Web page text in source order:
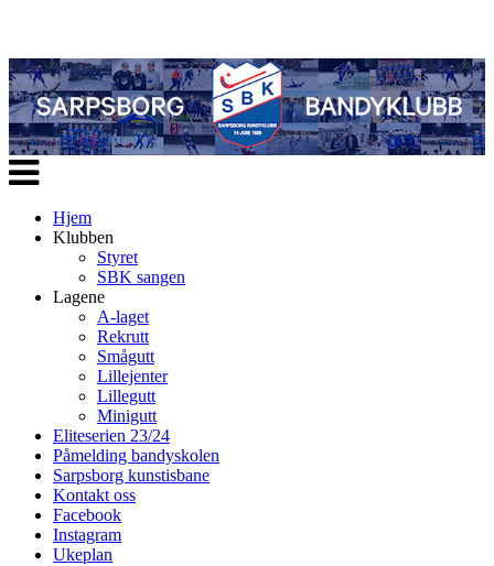
Veksle
navigasjon
Hjem
Klubben
Styret
SBK sangen
Lagene
A-laget
Rekrutt
Smågutt
Lillejenter
Lillegutt
Minigutt
Eliteserien 23/24
Påmelding bandyskolen
Sarpsborg kunstisbane
Kontakt oss
Facebook
Instagram
Ukeplan